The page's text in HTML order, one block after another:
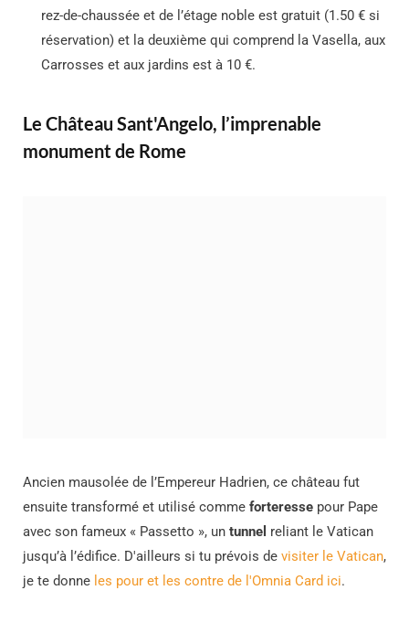
rez-de-chaussée et de l’étage noble est gratuit (1.50 € si
réservation) et la deuxième qui comprend la Vasella, aux
Carrosses et aux jardins est à 10 €.
Le Château Sant'Angelo, l’imprenable
monument de Rome
Ancien mausolée de l’Empereur Hadrien, ce château fut
ensuite transformé et utilisé comme forteresse pour Pape
avec son fameux « Passetto », un tunnel reliant le Vatican
jusqu’à l’édifice. D'ailleurs si tu prévois de visiter le Vatican,
je te donne les pour et les contre de l'Omnia Card ici.